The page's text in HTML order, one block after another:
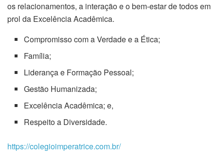
os relacionamentos, a interação e o bem-estar de todos em
prol da Excelência Acadêmica.
Compromisso com a Verdade e a Ética;
Família;
Liderança e Formação Pessoal;
Gestão Humanizada;
Excelência Acadêmica; e,
Respeito a Diversidade.
https://colegioimperatrice.com.br/